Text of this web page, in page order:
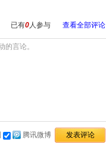
已有0人参与 查看全部评论
腾讯微博